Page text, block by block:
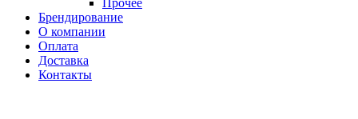
Прочее
Брендирование
О компании
Оплата
Доставка
Контакты